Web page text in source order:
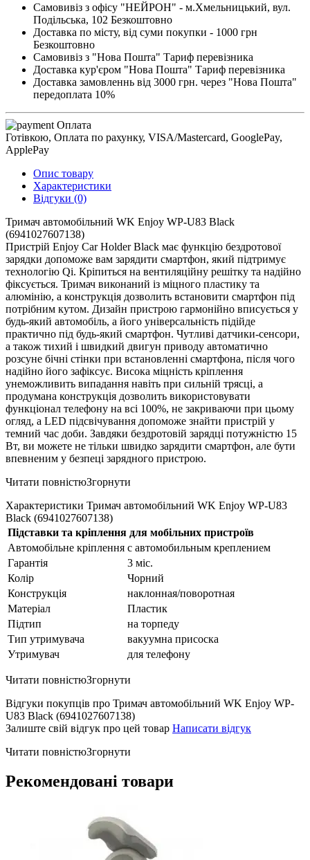
Самовивіз з офісу "НЕЙРОН" - м.Хмельницький, вул.
Подільська, 102 Безкоштовно
Доставка по місту, від суми покупки - 1000 грн
Безкоштовно
Самовивіз з "Нова Пошта" Тариф перевізника
Доставка кур'єром "Нова Пошта" Тариф перевізника
Доставка замовленнь від 3000 грн. через "Нова Пошта"
передоплата 10%
Оплата
Готівкою, Оплата по рахунку, VISA/Mastercard, GooglePay,
ApplePay
Опис товару
Характеристики
Відгуки (0)
Тримач автомобільний WK Enjoy WP-U83 Black
(6941027607138)
Пристрій Enjoy Car Holder Black має функцію бездротової
зарядки допоможе вам зарядити смартфон, який підтримує
технологію Qi. Кріпиться на вентиляційну решітку та надійно
фіксується. Тримач виконаний із міцного пластику та
алюмінію, а конструкція дозволить встановити смартфон під
потрібним кутом. Дизайн пристрою гармонійно вписується у
будь-який автомобіль, а його універсальність підійде
практично під будь-який смартфон. Чутливі датчики-сенсори,
а також тихий і швидкий двигун приводу автоматично
розсуне бічні стінки при встановленні смартфона, після чого
надійно його зафіксує. Висока міцність кріплення
унеможливить випадання навіть при сильній трясці, а
продумана конструкція дозволить використовувати
функціонал телефону на всі 100%, не закриваючи при цьому
огляд, а LED підсвічування допоможе знайти пристрій у
темний час доби. Завдяки бездротовій зарядці потужністю 15
Вт, ви можете не тільки швидко зарядити смартфон, але бути
впевненим у безпеці зарядного пристрою.
Читати повністюЗгорнути
Характеристики Тримач автомобільний WK Enjoy WP-U83
Black (6941027607138)
Підставки та кріплення для мобільних пристроїв
Автомобільне кріплення с автомобильным креплением
Гарантія
3 міс.
Колір
Чорний
Конструкція
наклонная/поворотная
Матеріал
Пластик
Підтип
на торпеду
Тип утримувача
вакуумна присоска
Утримувач
для телефону
Читати повністюЗгорнути
Відгуки покупців про Тримач автомобільний WK Enjoy WP-
U83 Black (6941027607138)
Залиште свій відгук про цей товар Написати відгук
Читати повністюЗгорнути
Рекомендовані товари